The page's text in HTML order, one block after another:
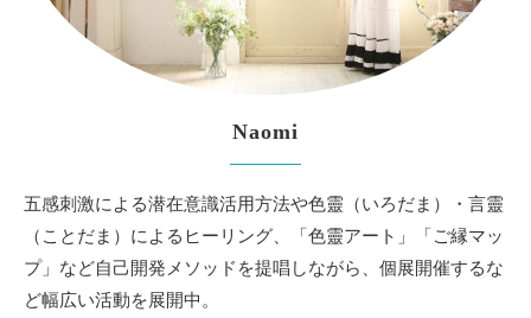
Naomi
五感刺激による潜在意識活用方法や色靈（いろだま）・言靈
（ことだま）によるヒーリング、「色靈アート」「ご縁マッ
プ」など自己開発メソッドを提唱しながら、個展開催するな
ど幅広い活動を展開中。